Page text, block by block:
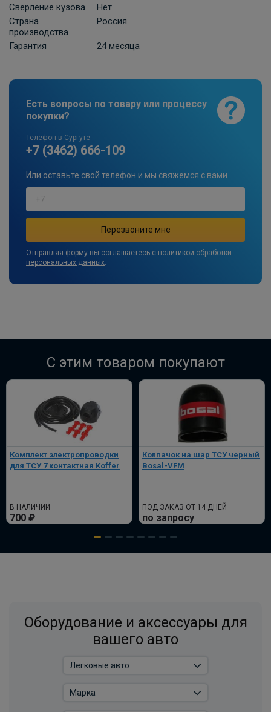
Сверление кузова
Нет
Страна
производства
Россия
Гарантия 24 месяца
Есть вопросы по товару или процессу
покупки?
Телефон в Сургуте
+7 (3462) 666-109
Или оставьте свой телефон и мы свяжемся с вами
Отправляя форму вы соглашаетесь с политикой обработки
персональных данных.
C этим товаром покупают
Комплект электропроводки
для ТСУ 7 контактная Koffer
В НАЛИЧИИ
700 ₽
Колпачок на шар ТСУ черный
Bosal-VFM
ПОД ЗАКАЗ ОТ 14 ДНЕЙ
по запросу
Оборудование и аксессуары для
вашего авто